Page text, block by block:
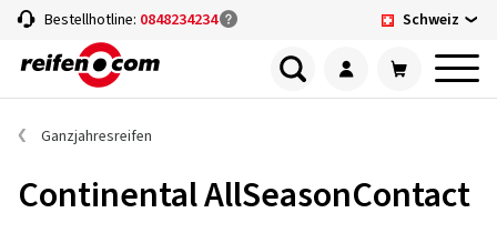
Bestellhotline: 0848234234 Schweiz
Ganzjahresreifen
Continental AllSeasonContact